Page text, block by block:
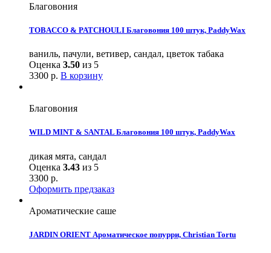
Благовония
TOBACCO & PATCHOULI Благовония 100 штук, PaddyWax
ваниль, пачули, ветивер, сандал, цветок табака
Оценка 3.50 из 5
3300 р. В корзину
Благовония
WILD MINT & SANTAL Благовония 100 штук, PaddyWax
дикая мята, сандал
Оценка 3.43 из 5
3300 р.
Оформить предзаказ
Ароматические саше
JARDIN ORIENT Ароматическое попурри, Christian Tortu